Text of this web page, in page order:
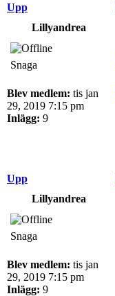
Upp
Lillyandrea
Snaga
Blev medlem: tis jan
29, 2019 7:15 pm
Inlägg: 9
Upp
Lillyandrea
Snaga
Blev medlem: tis jan
29, 2019 7:15 pm
Inlägg: 9